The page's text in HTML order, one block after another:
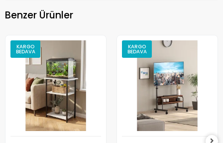
Benzer Ürünler
KARGO
BEDAVA
KARGO
BEDAVA